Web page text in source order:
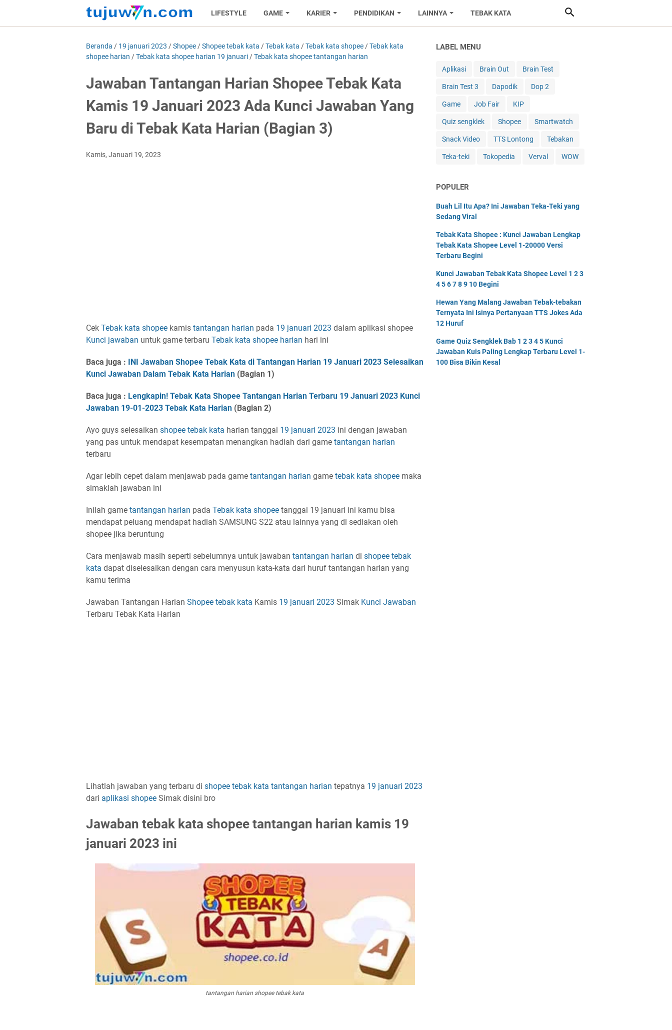
LIFESTYLE GAME KARIER PENDIDIKAN LAINNYA TEBAK KATA
Beranda / 19 januari 2023 /Shopee /Shopee tebak kata /Tebak kata /Tebak kata shopee /Tebak kata
shopee harian /Tebak kata shopee harian 19 januari /Tebak kata shopee tantangan harian
Jawaban Tantangan Harian Shopee Tebak Kata
Kamis 19 Januari 2023 Ada Kunci Jawaban Yang
Baru di Tebak Kata Harian (Bagian 3)
Kamis, Januari 19, 2023
Cek Tebak kata shopee kamis tantangan harian pada 19 januari 2023 dalam aplikasi shopee
Kunci jawaban untuk game terbaru Tebak kata shopee harian hari ini
Baca juga : INI Jawaban Shopee Tebak Kata di Tantangan Harian 19 Januari 2023 Selesaikan
Kunci Jawaban Dalam Tebak Kata Harian (Bagian 1)
Baca juga : Lengkapin! Tebak Kata Shopee Tantangan Harian Terbaru 19 Januari 2023 Kunci
Jawaban 19-01-2023 Tebak Kata Harian (Bagian 2)
Ayo guys selesaikan shopee tebak kata harian tanggal 19 januari 2023 ini dengan jawaban
yang pas untuk mendapat kesempatan menangkan hadiah dari game tantangan harian
terbaru
Agar lebih cepet dalam menjawab pada game tantangan harian game tebak kata shopee maka
simaklah jawaban ini
Inilah game tantangan harian pada Tebak kata shopee tanggal 19 januari ini kamu bisa
mendapat peluang mendapat hadiah SAMSUNG S22 atau lainnya yang di sediakan oleh
shopee jika beruntung
Cara menjawab masih seperti sebelumnya untuk jawaban tantangan harian di shopee tebak
kata dapat diselesaikan dengan cara menyusun kata-kata dari huruf tantangan harian yang
kamu terima
Jawaban Tantangan Harian Shopee tebak kata Kamis 19 januari 2023 Simak Kunci Jawaban
Terbaru Tebak Kata Harian
Lihatlah jawaban yang terbaru di shopee tebak kata tantangan harian tepatnya 19 januari 2023
dari aplikasi shopee Simak disini bro
Jawaban tebak kata shopee tantangan harian kamis 19
januari 2023 ini
tantangan harian shopee tebak kata
LABEL MENU
Aplikasi Brain Out Brain Test
Brain Test 3 Dapodik Dop 2
Game Job Fair KIP
Quiz sengklek Shopee Smartwatch
Snack Video TTS Lontong Tebakan
Teka-teki Tokopedia Verval WOW
POPULER
Buah Lil Itu Apa? Ini Jawaban Teka-Teki yang
Sedang Viral
Tebak Kata Shopee : Kunci Jawaban Lengkap
Tebak Kata Shopee Level 1-20000 Versi
Terbaru Begini
Kunci Jawaban Tebak Kata Shopee Level 1 2 3
4 5 6 7 8 9 10 Begini
Hewan Yang Malang Jawaban Tebak-tebakan
Ternyata Ini Isinya Pertanyaan TTS Jokes Ada
12 Huruf
Game Quiz Sengklek Bab 1 2 3 4 5 Kunci
Jawaban Kuis Paling Lengkap Terbaru Level 1-
100 Bisa Bikin Kesal